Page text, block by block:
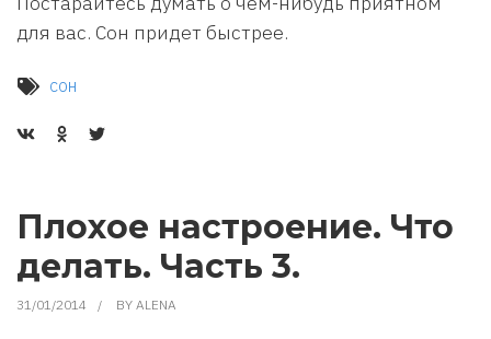
для вас. Сон придет быстрее.
сон
Плохое настроение. Что
делать. Часть 3.
31/01/2014 BY ALENA